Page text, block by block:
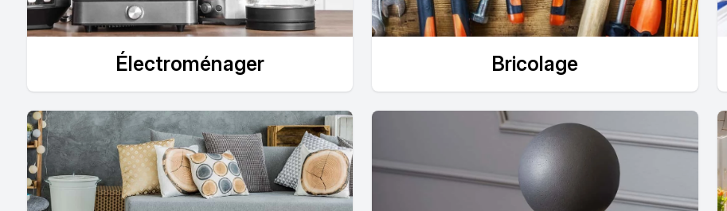
Électroménager Bricolage